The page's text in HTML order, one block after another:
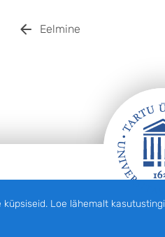
Eelmine
Loe lähemalt